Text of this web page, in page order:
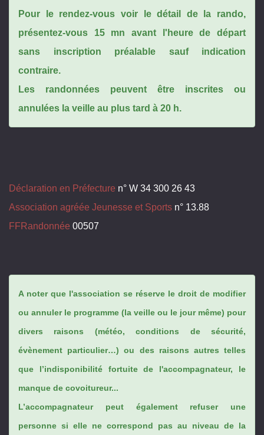
Pour le rendez-vous voir le détail de la rando,
présentez-vous 15 mn avant l'heure de départ
sans inscription préalable sauf indication
contraire.
Les randonnées peuvent être inscrites ou
annulées la veille au plus tard à 20 h.
Déclaration en Préfecture n° W 34 300 26 43
Association agréée Jeunesse et Sports n° 13.88
FFRandonnée 00507
A noter que l'association se réserve le droit de modifier
ou annuler le programme (la veille ou le jour même) pour
divers raisons (météo, conditions de sécurité,
évènement particulier…) ou des raisons autres telles
que l’indisponibilité fortuite de l'accompagnateur, le
manque de covoitureur...
L’accompagnateur peut également refuser une
personne si elle ne correspond pas au niveau de la